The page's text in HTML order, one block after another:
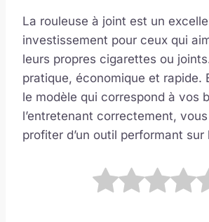
La rouleuse à joint est un
investissement pour ceux qui
leurs propres cigarettes ou
pratique, économique et rapide.
le modèle qui correspond à vos
l’entretenant correctement,
profiter d’un outil performant sur